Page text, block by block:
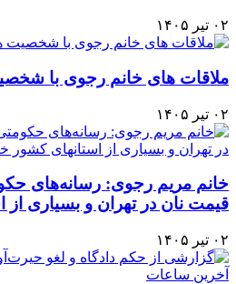
۰۲ تیر ۱۴۰۵
ملاقات های خانم رجوی با
۰۲ تیر ۱۴۰۵
خانم مریم رجوی: رسانه‌های
قیمت نان در تهران و بسیاری
۰۲ تیر ۱۴۰۵